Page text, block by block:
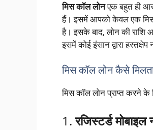
मिस कॉल लोनएक बहुत ही
हैं। इसमें आपको केवल एक मिस
है। इसके बाद, लोन की राशि
इसमें कोई इंसान द्वारा हस्तक्षेप
मिस कॉल लोन कैसे
मिस कॉल लोन प्राप्त करने के
1.रजिस्टर्ड